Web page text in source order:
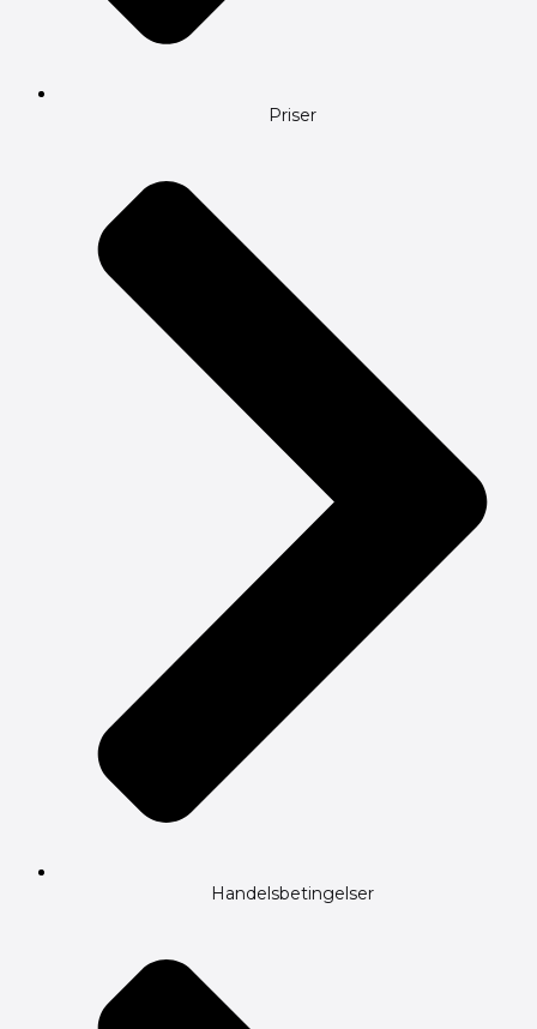
Priser
Handelsbetingelser